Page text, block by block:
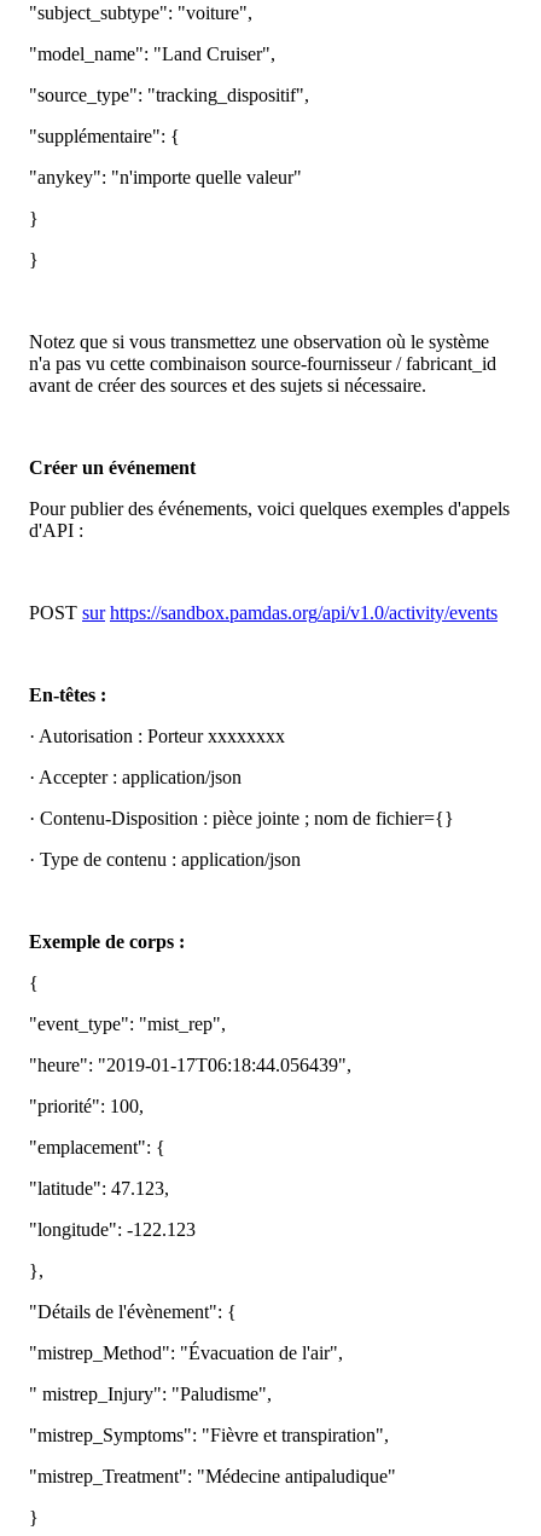
"subject_subtype": "voiture",
"model_name": "Land Cruiser",
"source_type": "tracking_dispositif",
"supplémentaire": {
"anykey": "n'importe quelle valeur"
}
}
Notez que si vous transmettez une observation où le système
n'a pas vu cette combinaison source-fournisseur / fabricant_id
avant de créer des sources et des sujets si nécessaire.
Créer un événement
Pour publier des événements, voici quelques exemples d'appels
d'API :
POST sur https://sandbox.pamdas.org/api/v1 .0/activity/events
En-têtes :
· Autorisation : Porteur xxxxxxxx
· Accepter : application/json
· Contenu-Disposition : pièce jointe ; nom de fichier={}
· Type de contenu : application/json
Exemple de corps :
{
"event_type": "mist_rep",
"heure": "2019-01-17T06:18:44.056439",
"priorité": 100,
"emplacement": {
"latitude": 47.123,
"longitude": -122.123
},
"Détails de l'évènement": {
"mistrep_Method": "Évacuation de l'air",
" mistrep_Injury": "Paludisme",
"mistrep_Symptoms": "Fièvre et transpiration",
"mistrep_Treatment": "Médecine antipaludique"
}